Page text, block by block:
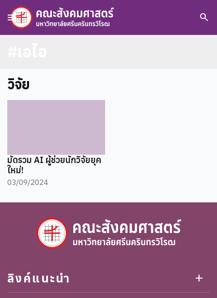
menu search
วิจัย
มัดรวม AI ผู้ช่วยนักวิจัยยุค
ใหม่!
03/09/2024
ลิงค์แนะนำ add